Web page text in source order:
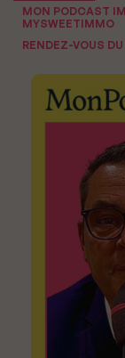
MON PODCAST
MYSWEETIMMO
RENDEZ-VOUS